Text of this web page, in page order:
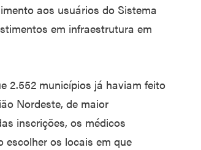
aos usuários do Sistema
em infraestrutura em
2.552 municípios já haviam feito
Nordeste, de maior
inscrições, os médicos
escolher os locais em que